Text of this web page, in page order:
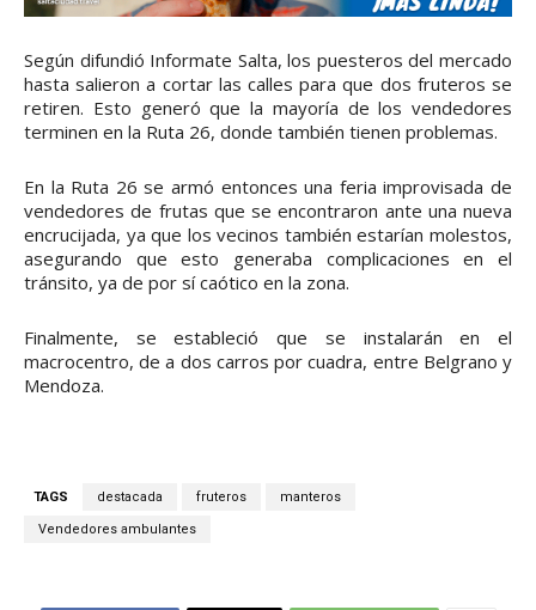
Según difundió Informate Salta, los puesteros del mercado
hasta salieron a cortar las calles para que dos fruteros se
retiren. Esto generó que la mayoría de los vendedores
terminen en la Ruta 26, donde también tienen problemas.
En la Ruta 26 se armó entonces una feria improvisada de
vendedores de frutas que se encontraron ante una nueva
encrucijada, ya que los vecinos también estarían molestos,
asegurando que esto generaba complicaciones en el
tránsito, ya de por sí caótico en la zona.
Finalmente, se estableció que se instalarán en el
macrocentro, de a dos carros por cuadra, entre Belgrano y
Mendoza.
TAGS destacada fruteros manteros
Vendedores ambulantes